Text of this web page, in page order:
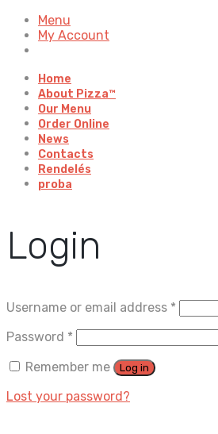
Menu
My Account
Home
About Pizza™
Our Menu
Order Online
News
Contacts
Rendelés
proba
Login
Username or email address *
Password *
Remember me
Log in
Lost your password?